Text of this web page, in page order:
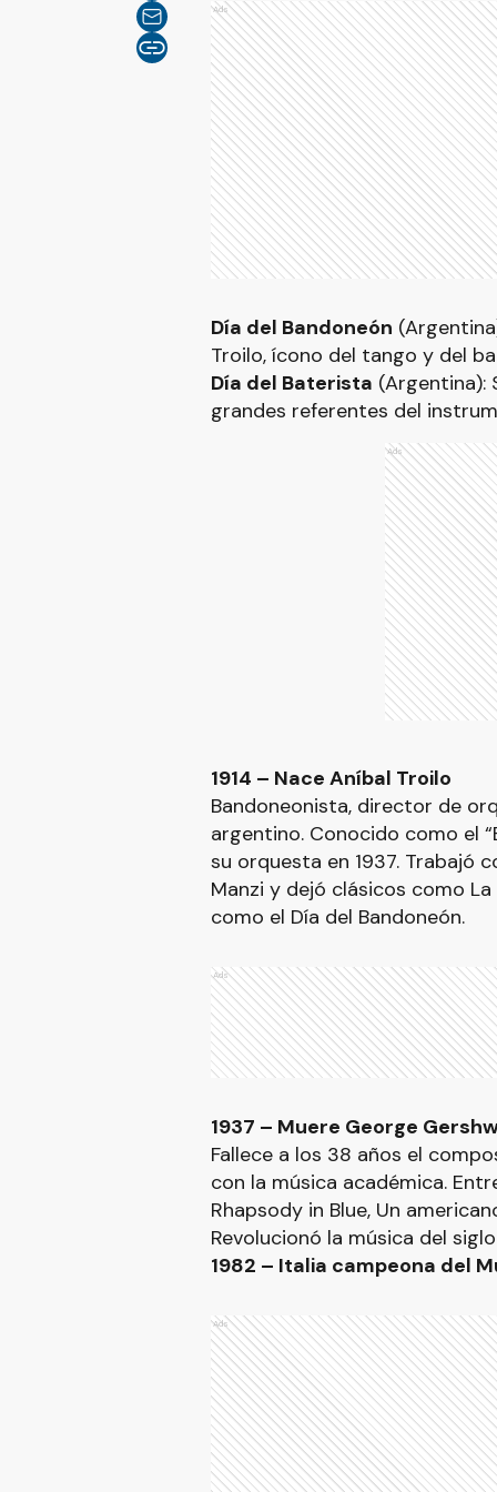
Ads
Día del Bandoneón
Troilo, ícono del tango y del
Día del Baterista (Argentina):
grandes referentes del
Ads
1914 – Nace Aníbal Troilo
Bandoneonista, director de
argentino. Conocido como el
su orquesta en 1937. Trabajó
Manzi y dejó clásicos como
como el Día del Bandoneón.
Ads
1937 – Muere George
Fallece a los 38 años el
con la música académica.
Rhapsody in Blue, Un
Revolucionó la música del siglo
1982 – Italia campeona del
Ads